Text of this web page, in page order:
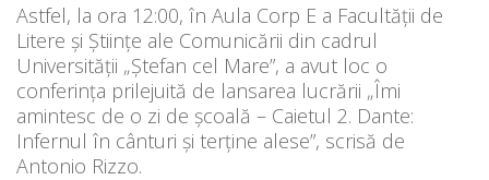
Astfel, la ora 12:00, în Aula Corp E a Facultății de
Litere și Științe ale Comunicării din cadrul
Universității „Ștefan cel Mare”, a avut loc o
conferința prilejuită de lansarea lucrării „Îmi
amintesc de o zi de școală – Caietul 2. Dante:
Infernul în cânturi și terține alese”, scrisă de
Antonio Rizzo.